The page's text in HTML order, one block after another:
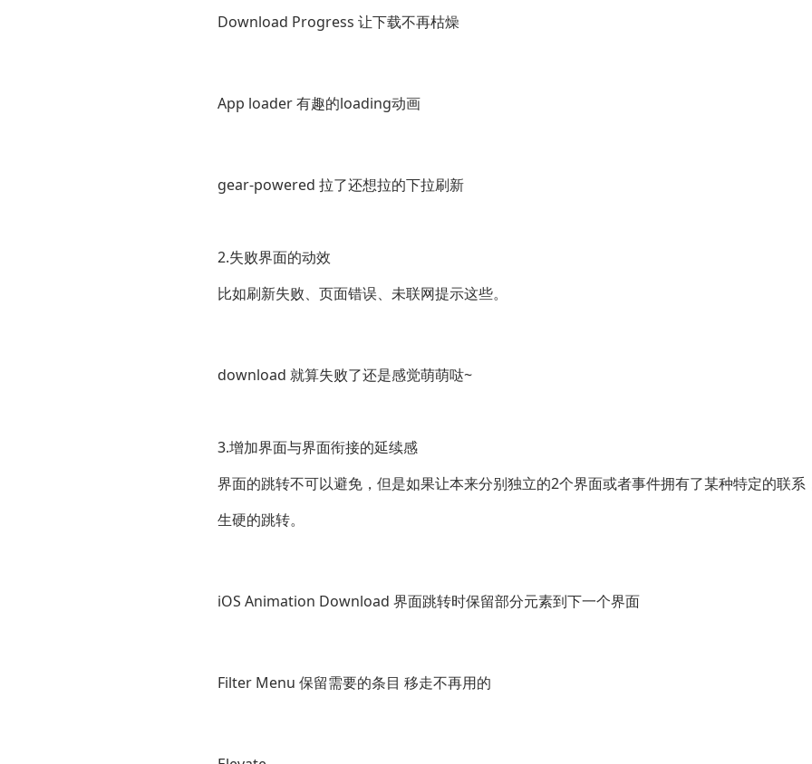
Download Progress 让下载不再枯燥
App loader 有趣的loading动画
gear-powered 拉了还想拉的下拉刷新
2.失败界面的动效
比如刷新失败、页面错误、未联网提示这些。
download 就算失败了还是感觉萌萌哒~
3.增加界面与界面衔接的延续感
界面的跳转不可以避免，但是如果让本来分别独立的2个界面或者事件拥有了某种特定的联
生硬的跳转。
iOS Animation Download 界面跳转时保留部分元素到下一个界面
Filter Menu 保留需要的条目 移走不再用的